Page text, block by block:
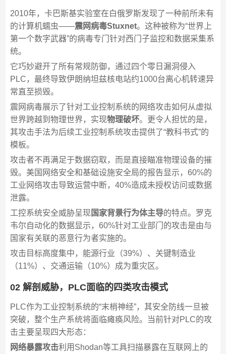
2010年，卡巴斯基实验室在白俄罗斯发现了一种前所未有
的计算机蠕虫——震网病毒Stuxnet。这种被称为“世界上
第一个数字武器”的病毒专门针对西门子监控和数据采集系
统。
它巧妙避开了所有常规防御，通过四个零日漏洞侵入
PLC，最终导致伊朗纳坦兹核电站约1000台离心机转速异
常直至损毁。
震网病毒展示了针对工业控制系统的网络攻击如何从虚拟
世界跨越到物理世界，实现物理破坏。更令人担忧的是，
其攻击手法为后续工业控制系统攻击提供了“教科书式”的
模板。
攻击者不再满足于数据窃取，而是直接瞄准物理设备的摧
毁。美国网络安全和基础设施安全局的报告显示，60%的
工业网络攻击导致运营中断，40%造成未授权访问或数据
泄露。
工控系统安全威胁呈现国家背景行为体主导的特点。罗克
韦尔自动化的数据显示，60%针对工业部门的攻击是由与
国家有关联的恶意行为者实施的。
攻击目标高度集中，能源行业（39%）、关键制造业
（11%）、交通运输（10%）成为重灾区。
02 解剖威胁，PLC面临的四类攻击模式
PLC作为工业控制系统的“末梢神经”，其安全防线一旦被
突破，整个生产系统将面临瘫痪风险。当前针对PLC的攻
击主要呈现四大形态：
网络暴露攻击利用Shodan等工具扫描暴露在互联网上的